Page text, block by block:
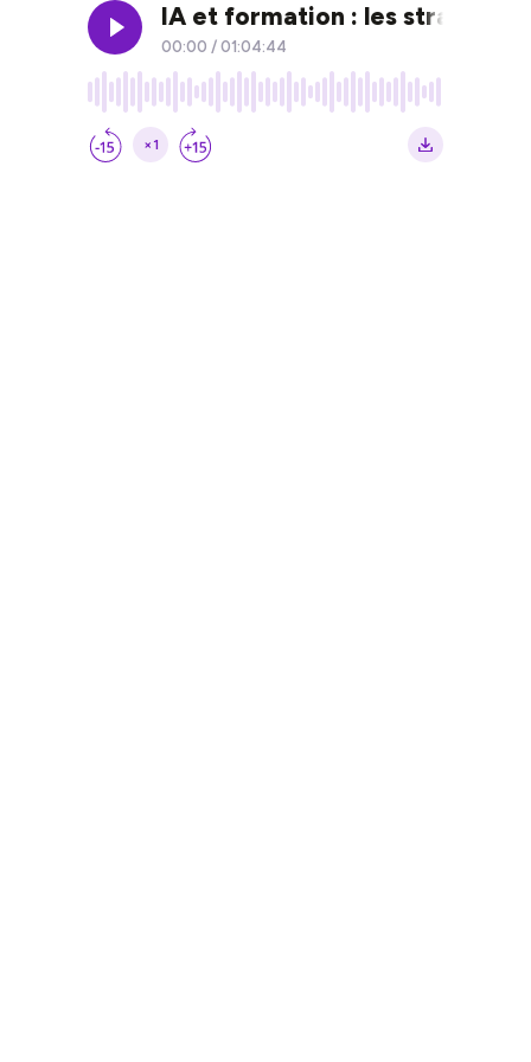
IA et formation : les stratégies
00:00 / 01:04:44
×1